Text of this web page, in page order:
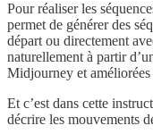
Pour réaliser les
permet de générer des
départ ou directement
naturellement à partir
Midjourney et
Et c’est dans cette
décrire les mouvements